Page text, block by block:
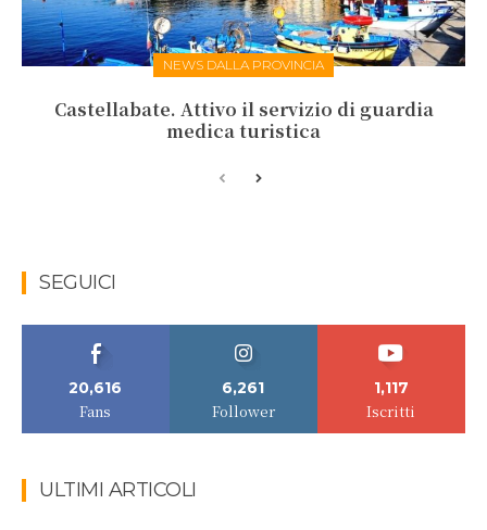
NEWS DALLA PROVINCIA
Castellabate. Attivo il servizio di guardia
medica turistica
SEGUICI
20,616
Fans
6,261
Follower
1,117
Iscritti
ULTIMI ARTICOLI